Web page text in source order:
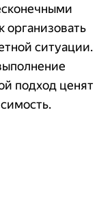
организовать
ситуации.
подход ценят